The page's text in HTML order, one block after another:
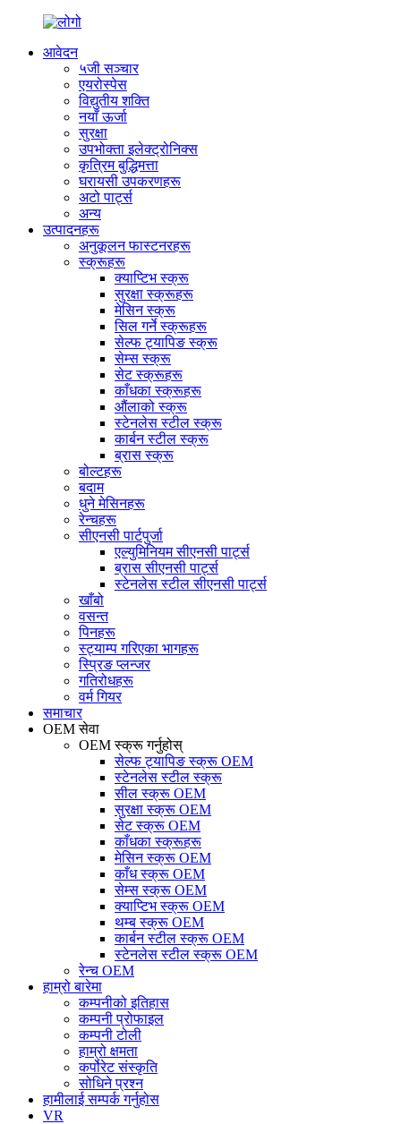
आवेदन
५जी सञ्चार
एयरोस्पेस
विद्युतीय शक्ति
नयाँ ऊर्जा
सुरक्षा
उपभोक्ता इलेक्ट्रोनिक्स
कृत्रिम बुद्धिमत्ता
घरायसी उपकरणहरू
अटो पार्ट्स
अन्य
उत्पादनहरू
अनुकूलन फास्टनरहरू
स्क्रूहरू
क्याप्टिभ स्क्रू
सुरक्षा स्क्रूहरू
मेसिन स्क्रू
सिल गर्ने स्क्रूहरू
सेल्फ ट्यापिङ स्क्रू
सेम्स स्क्रू
सेट स्क्रूहरू
काँधका स्क्रूहरू
औंलाको स्क्रू
स्टेनलेस स्टील स्क्रू
कार्बन स्टील स्क्रू
ब्रास स्क्रू
बोल्टहरू
बदाम
धुने मेसिनहरू
रेन्चहरू
सीएनसी पार्टपुर्जा
एल्युमिनियम सीएनसी पार्ट्स
ब्रास सीएनसी पार्ट्स
स्टेनलेस स्टील सीएनसी पार्ट्स
खाँबो
वसन्त
पिनहरू
स्ट्याम्प गरिएका भागहरू
स्प्रिङ प्लन्जर
गतिरोधहरू
वर्म गियर
समाचार
OEM सेवा
OEM स्क्रू गर्नुहोस्
सेल्फ ट्यापिङ स्क्रू OEM
स्टेनलेस स्टील स्क्रू
सील स्क्रू OEM
सुरक्षा स्क्रू OEM
सेट स्क्रू OEM
काँधका स्क्रूहरू
मेसिन स्क्रू OEM
काँध स्क्रू OEM
सेम्स स्क्रू OEM
क्याप्टिभ स्क्रू OEM
थम्ब स्क्रू OEM
कार्बन स्टील स्क्रू OEM
स्टेनलेस स्टील स्क्रू OEM
रेन्च OEM
हाम्रो बारेमा
कम्पनीको इतिहास
कम्पनी प्रोफाइल
कम्पनी टोली
हाम्रो क्षमता
कर्पोरेट संस्कृति
सोधिने प्रश्न
हामीलाई सम्पर्क गर्नुहोस
VR